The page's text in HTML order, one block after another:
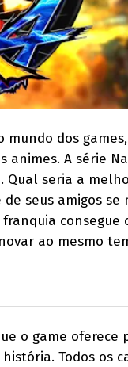
dos
animes. A série
Qual seria a
seus amigos se
consegue
ao mesmo
o game oferece
Todos os